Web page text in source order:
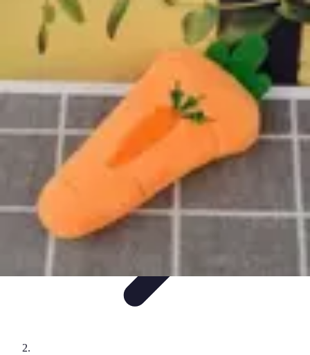
Passion du Padel
Culture et Pratique
Inspiration Équipement et Matériel
Développement
personnel
Développement Personnel